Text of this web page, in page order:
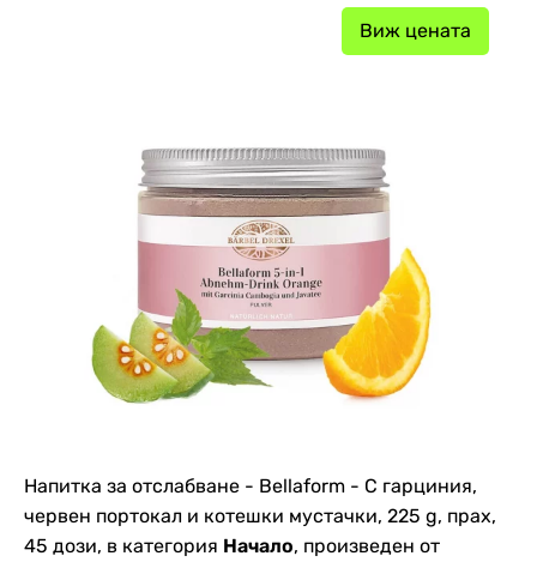
Виж цената
Напитка за отслабване - Bellaform - С гарциния,
червен портокал и котешки мустачки, 225 g, прах,
45 дози, в категория Начало, произведен от